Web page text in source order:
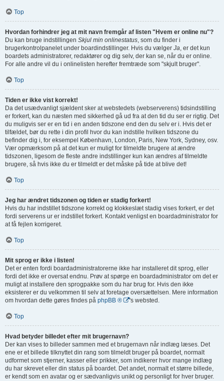
Top
Hvordan forhindrer jeg at mit navn fremgår af listen "Hvem er online nu"?
Du kan bruge indstillingen Skjul min onlinestatus , som du finder i
brugerkontrolpanelet under boardindstillinger. Hvis du vælger Ja , er det kun
boardets administratorer, redaktører og dig selv, der kan se, når du er online.
For alle andre vil du i onlinelisten herefter fremtræde som "skjult bruger".
Top
Tiden er ikke vist korrekt!
Da det usædvanligt sjældent sker at webstedets (webserverens) tidsindstilling
er forkert, kan du næsten med sikkerhed gå ud fra at den tid du ser er rigtig. Det
du muligvis ser er en tid i en anden tidszone end den du selv er i. Hvis det er
tilfældet, bør du rette i din profil hvor du kan indstille hvilken tidszone du
befinder dig i, for eksempel København, London, Paris, New York, Sydney, osv.
Vær opmærksom på at det kun er muligt for tilmeldte brugere at ændre
tidszonen, ligesom de fleste andre indstillinger kun kan ændres af tilmeldte
brugere, så hvis ikke du er tilmeldt er det måske på tide at blive det!
Top
Jeg har ændret tidszonen og tiden er stadig forkert!
Hvis du har indstillet tidszone korrekt og klokkeslæt stadig vises forkert, er det
fordi serverens ur er indstillet forkert. Kontakt venligst en boardadministrator for
at få fejlen korrigeret.
Top
Mit sprog er ikke i listen!
Det er enten fordi boardadministratorerne ikke har installeret dit sprog, eller
fordi det ikke er oversat endnu. Prøv at spørge en boardadministrator om det er
muligt at installere den sprogpakke som du har brug for. Hvis den ikke
eksisterer er du velkommen til selv at foretage oversættelsen. Mere information
om hvordan dette gøres findes på phpBB ® 's websted.
Top
Hvad betyder billedet efter mit brugernavn?
Der kan vises to billeder sammen med et brugernavn når indlæg læses. Det
ene er et billede tilknyttet din rang som tilmeldt bruger på boardet, normalt
udformet som stjerner, kasser eller prikker, som indikerer hvor mange indlæg
du har skrevet eller din status på boardet. Det andet, normalt et større billede,
er kendt som en avatar og er sædvanligvis unikt og personligt for hver bruger.